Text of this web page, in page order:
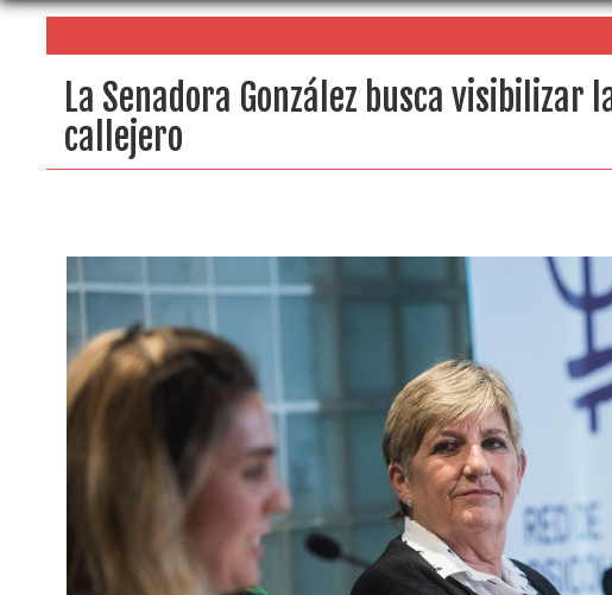
La Senadora González busca visibilizar
callejero